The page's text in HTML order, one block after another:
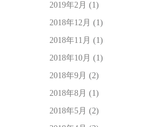
2019年2月 (1)
2018年12月 (1)
2018年11月 (1)
2018年10月 (1)
2018年9月 (2)
2018年8月 (1)
2018年5月 (2)